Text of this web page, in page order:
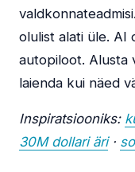
olulist alati üle. AI
autopiloot. Alusta
laienda kui näed
Inspiratsiooniks:
30M dollari äri·